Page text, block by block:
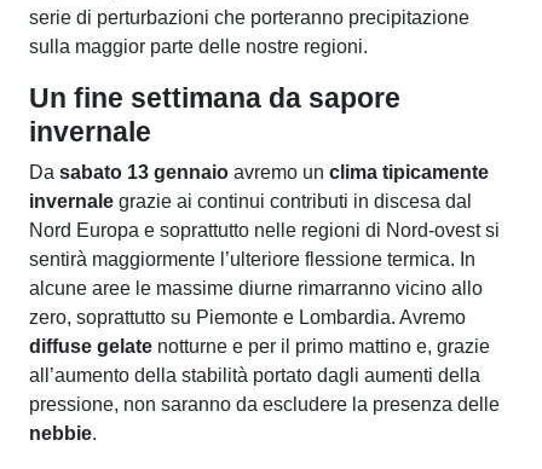
serie di perturbazioni che porteranno precipitazione
sulla maggior parte delle nostre regioni.
Un fine settimana da sapore
invernale
Da sabato 13 gennaio avremo un clima tipicamente
invernale grazie ai continui contributi in discesa dal
Nord Europa e soprattutto nelle regioni di Nord-ovest si
sentirà maggiormente l’ulteriore flessione termica. In
alcune aree le massime diurne rimarranno vicino allo
zero, soprattutto su Piemonte e Lombardia. Avremo
diffuse gelate notturne e per il primo mattino e, grazie
all’aumento della stabilità portato dagli aumenti della
pressione, non saranno da escludere la presenza delle
nebbie.